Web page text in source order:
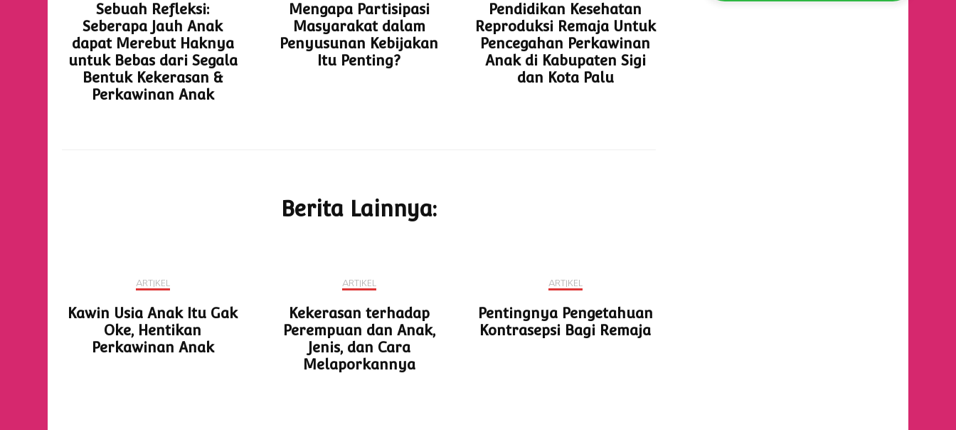
Sebuah Refleksi:
Seberapa Jauh Anak
dapat Merebut Haknya
untuk Bebas dari Segala
Bentuk Kekerasan &
Perkawinan Anak
Mengapa Partisipasi
Masyarakat dalam
Penyusunan Kebijakan
Itu Penting?
Pendidikan Kesehatan
Reproduksi Remaja Untuk
Pencegahan Perkawinan
Anak di Kabupaten Sigi
dan Kota Palu
Berita Lainnya:
ARTIKEL
Kawin Usia Anak Itu Gak
Oke, Hentikan
Perkawinan Anak
ARTIKEL
Kekerasan terhadap
Perempuan dan Anak,
Jenis, dan Cara
Melaporkannya
ARTIKEL
Pentingnya Pengetahuan
Kontrasepsi Bagi Remaja